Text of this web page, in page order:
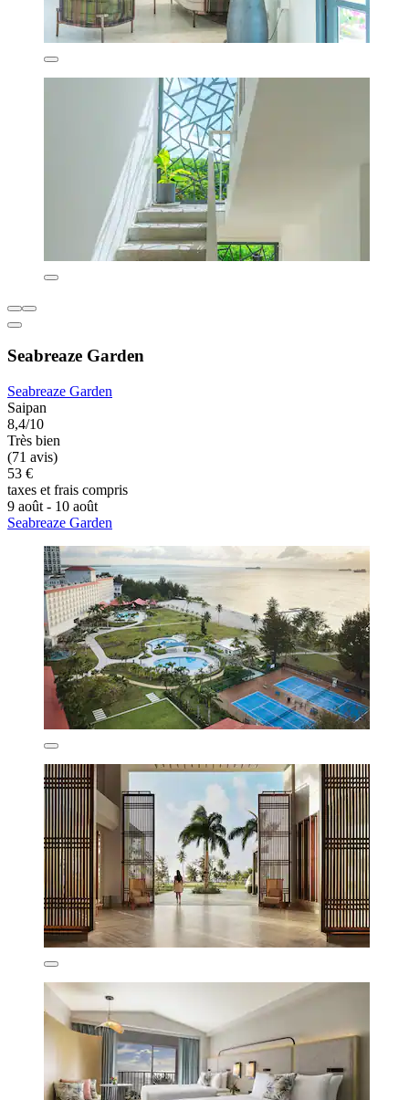
Seabreaze Garden
Seabreaze Garden
Saipan
8,4/10
Très bien
(71 avis)
53 €
taxes et frais compris
9 août - 10 août
Seabreaze Garden